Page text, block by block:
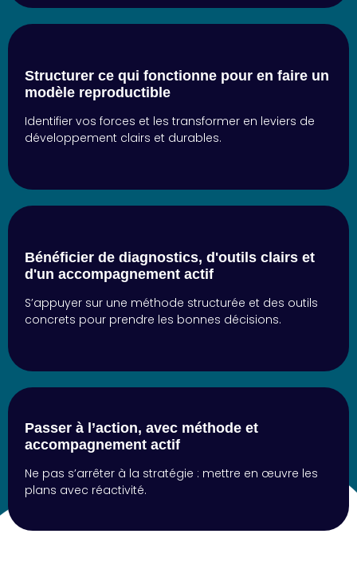
Structurer ce qui fonctionne pour en faire un
modèle reproductible
Identifier vos forces et les transformer en leviers de
développement clairs et durables.
Bénéficier de diagnostics, d'outils clairs et
d'un accompagnement actif
S’appuyer sur une méthode structurée et des outils
concrets pour prendre les bonnes décisions.
Passer à l’action, avec méthode et
accompagnement actif
Ne pas s’arrêter à la stratégie : mettre en œuvre les
plans avec réactivité.